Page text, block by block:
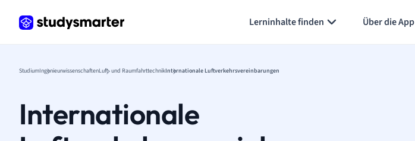
Lerninhalte finden Über die App
StudiumIngenieurwissenschaftenLuft- und RaumfahrttechnikInternationale Luftverkehrsvereinbarungen
Internationale